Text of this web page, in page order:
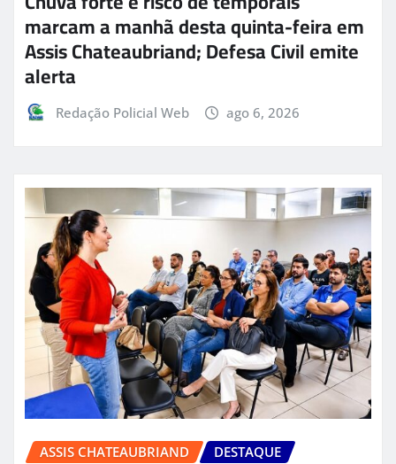
marcam a manhã desta quinta-feira em
Assis Chateaubriand; Defesa Civil emite
alerta
Redação Policial Web ago 6, 2026
ASSIS CHATEAUBRIAND DESTAQUE